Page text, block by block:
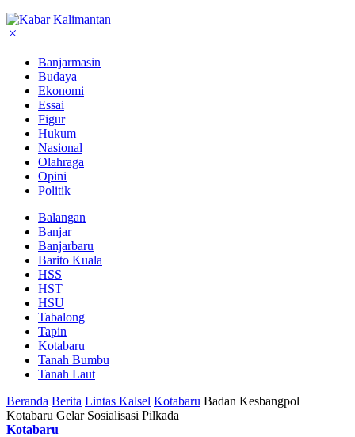
Banjarmasin
Budaya
Ekonomi
Essai
Figur
Hukum
Nasional
Olahraga
Opini
Politik
Balangan
Banjar
Banjarbaru
Barito Kuala
HSS
HST
HSU
Tabalong
Tapin
Kotabaru
Tanah Bumbu
Tanah Laut
Beranda Berita Lintas Kalsel Kotabaru Badan Kesbangpol
Kotabaru Gelar Sosialisasi Pilkada
Kotabaru